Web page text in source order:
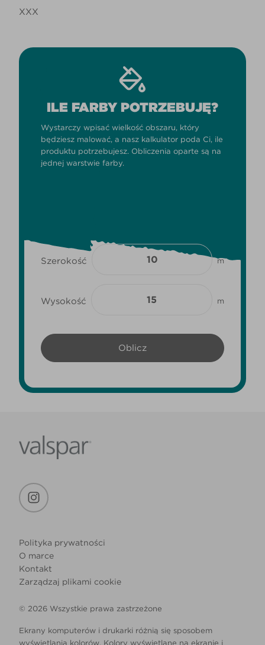
XXX
ILE FARBY POTRZEBUJĘ?
Wystarczy wpisać wielkość obszaru, który
będziesz malować, a nasz kalkulator poda Ci, ile
produktu potrzebujesz. Obliczenia oparte są na
jednej warstwie farby.
Szerokość m
Wysokość m
Polityka prywatności
O marce
Kontakt
Zarządzaj plikami cookie
© 2026 Wszystkie prawa zastrzeżone
Ekrany komputerów i drukarki różnią się sposobem
wyświetlania kolorów. Kolory wyświetlane na ekranie i